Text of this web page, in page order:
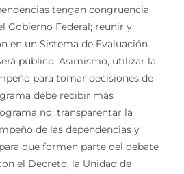
tengan congruencia
Gobierno Federal; reunir y
en un Sistema de Evaluación
público. Asimismo, utilizar la
para tomar decisiones de
debe recibir más
no; transparentar la
de las dependencias y
que formen parte del debate
el Decreto, la Unidad de